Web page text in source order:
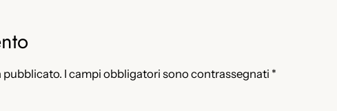
pubblicato. I campi obbligatori sono contrassegnati *